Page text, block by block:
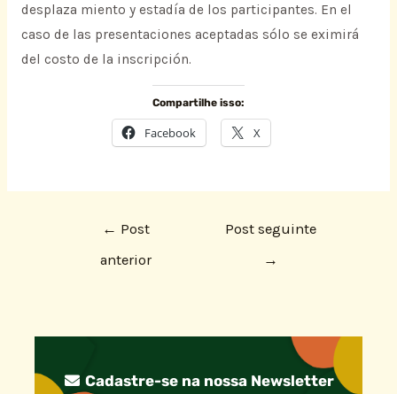
desplaza miento y estadía de los participantes. En el
caso de las presentaciones aceptadas sólo se eximirá
del costo de la inscripción.
Compartilhe isso:
Facebook X
← Post
anterior
Post seguinte
→
Cadastre-se na nossa Newsletter